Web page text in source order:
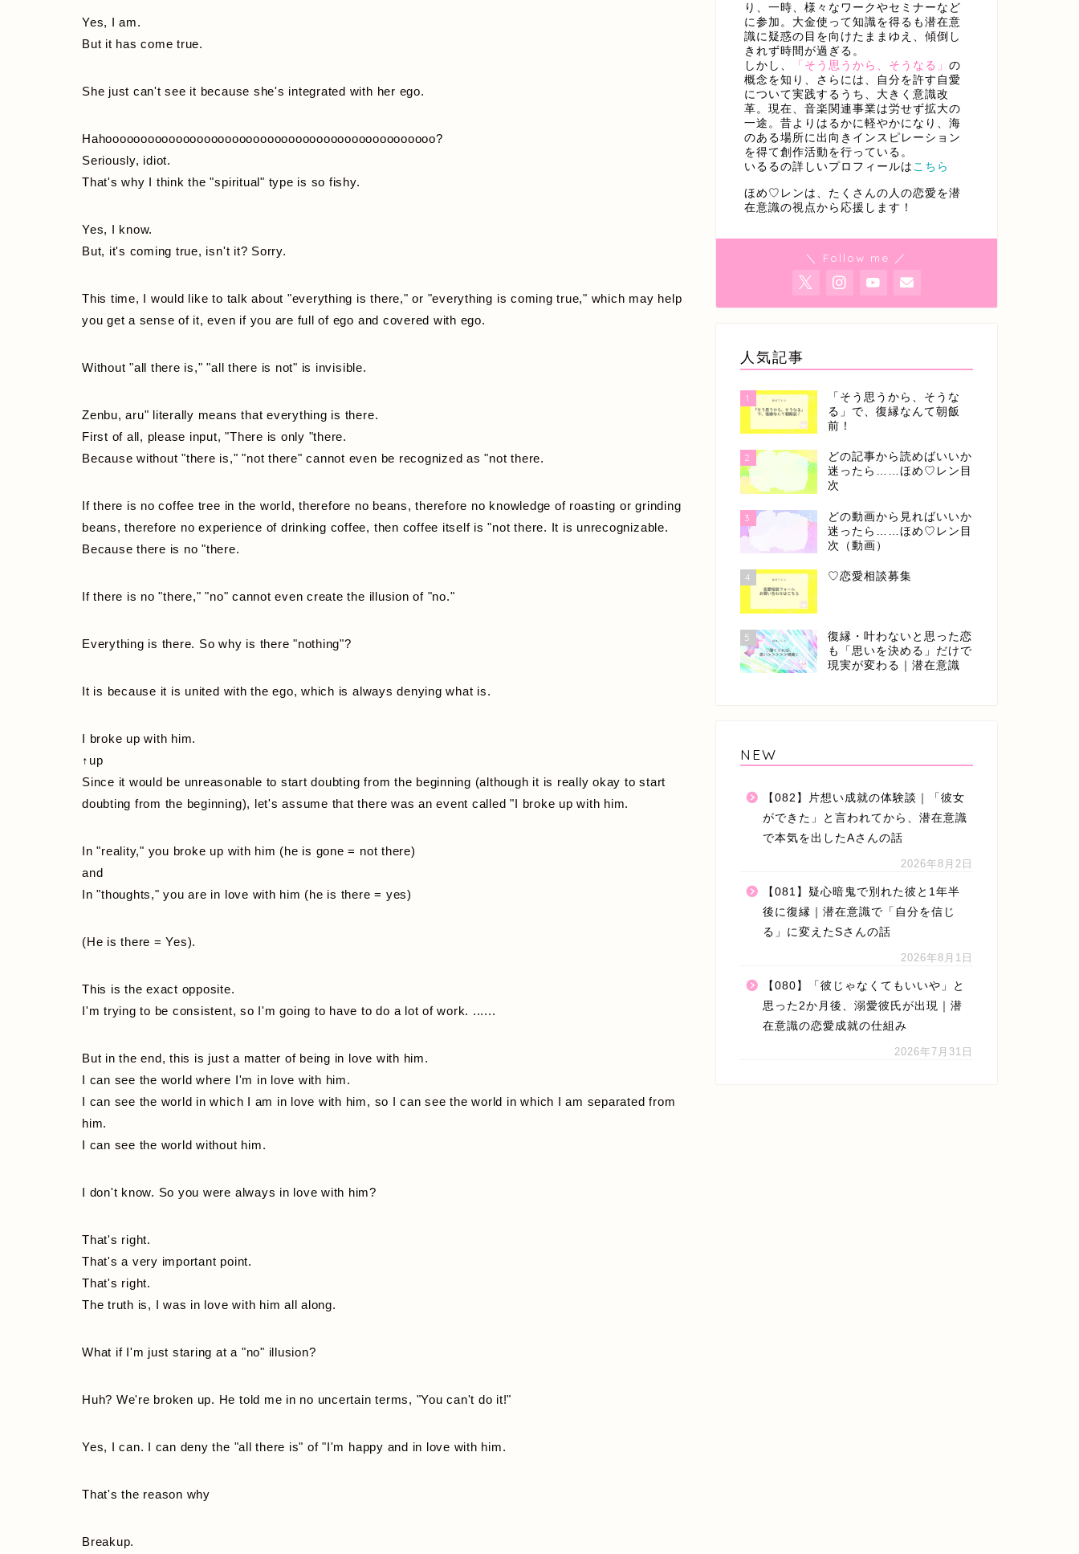
Yes, I am.
But it has come true.
She just can't see it because she's integrated with her ego.
Hahooooooooooooooooooooooooooooooooooooooooooooooo?
Seriously, idiot.
That's why I think the "spiritual" type is so fishy.
Yes, I know.
But, it's coming true, isn't it? Sorry.
This time, I would like to talk about "everything is there," or "everything is coming true," which may help
you get a sense of it, even if you are full of ego and covered with ego.
Without "all there is," "all there is not" is invisible.
Zenbu, aru" literally means that everything is there.
First of all, please input, "There is only "there.
Because without "there is," "not there" cannot even be recognized as "not there.
If there is no coffee tree in the world, therefore no beans, therefore no knowledge of roasting or grinding
beans, therefore no experience of drinking coffee, then coffee itself is "not there. It is unrecognizable.
Because there is no "there.
If there is no "there," "no" cannot even create the illusion of "no."
Everything is there. So why is there "nothing"?
It is because it is united with the ego, which is always denying what is.
I broke up with him.
↑up
Since it would be unreasonable to start doubting from the beginning (although it is really okay to start
doubting from the beginning), let's assume that there was an event called "I broke up with him.
In "reality," you broke up with him (he is gone = not there)
and
In "thoughts," you are in love with him (he is there = yes)
(He is there = Yes).
This is the exact opposite.
I'm trying to be consistent, so I'm going to have to do a lot of work. ......
But in the end, this is just a matter of being in love with him.
I can see the world where I'm in love with him.
I can see the world in which I am in love with him, so I can see the world in which I am separated from
him.
I can see the world without him.
I don't know. So you were always in love with him?
That's right.
That's a very important point.
That's right.
The truth is, I was in love with him all along.
What if I'm just staring at a "no" illusion?
Huh? We're broken up. He told me in no uncertain terms, "You can't do it!"
Yes, I can. I can deny the "all there is" of "I'm happy and in love with him.
That's the reason why
Breakup.
り、一時、様々なワークやセミナーなど
に参加。大金使って知識を得るも潜在意
識に疑惑の目を向けたままゆえ、傾倒し
きれず時間が過ぎる。
しかし、
「そう思うから、そうなる」 の
概念を知り、さらには、自分を許す自愛
について実践するうち、大きく意識改
革。現在、音楽関連事業は労せず拡大の
一途。昔よりはるかに軽やかになり、海
のある場所に出向きインスピレーション
を得て創作活動を行っている。
いるるの詳しいプロフィールは こちら
ほめ♡レンは、たくさんの人の恋愛を潜
在意識の視点から応援します！
＼ Follow me ／
人気記事
1
「そう思うから、そうな
る」で、復縁なんて朝飯
前！
2
どの記事から読めばいいか
迷ったら……ほめ♡レン目
次
3
どの動画から見ればいいか
迷ったら……ほめ♡レン目
次（動画）
4 ♡恋愛相談募集
5
復縁・叶わないと思った恋
も「思いを決める」だけで
現実が変わる｜潜在意識
NEW
【082】片想い成就の体験談｜「彼女
ができた」と言われてから、潜在意識
で本気を出したAさんの話
2026年8月2日
【081】疑心暗鬼で別れた彼と1年半
後に復縁｜潜在意識で「自分を信じ
る」に変えたSさんの話
2026年8月1日
【080】「彼じゃなくてもいいや」と
思った2か月後、溺愛彼氏が出現｜潜
在意識の恋愛成就の仕組み
2026年7月31日